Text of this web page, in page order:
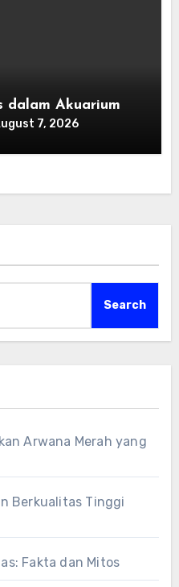
dalam Akuarium
7, 2026
Search
Arwana Merah yang
Berkualitas Tinggi
Fakta dan Mitos